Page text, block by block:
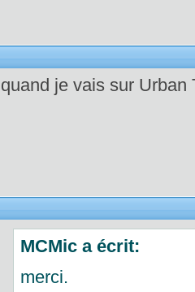
quand je vais sur Urban
MCMic a écrit:
merci.